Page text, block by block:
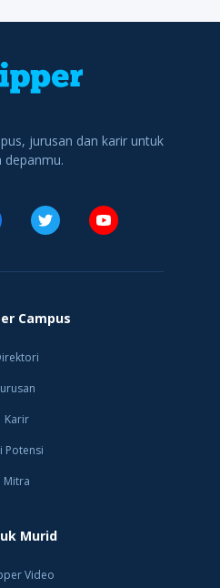
yang
men
jurusan dan karir untuk
depanmu.
Campus
Karir
Potensi
Mitra
Murid
Video